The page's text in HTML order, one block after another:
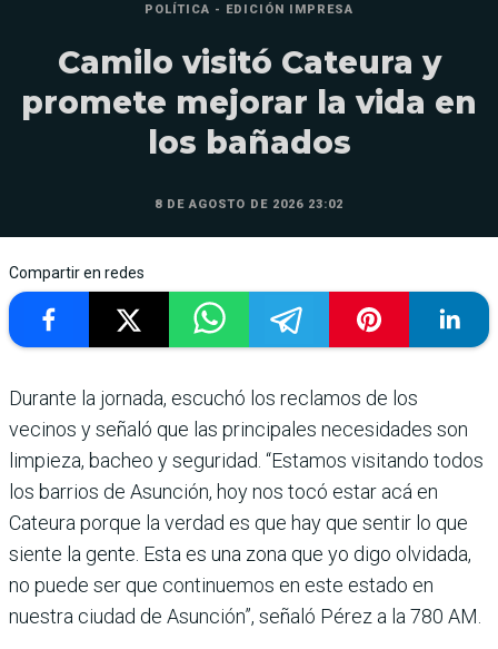
POLÍTICA - EDICIÓN IMPRESA
Camilo visitó Cateura y
promete mejorar la vida en
los bañados
8 DE AGOSTO DE 2026 23:02
Compartir en redes
Durante la jornada, escuchó los reclamos de los
vecinos y señaló que las principales necesidades son
limpieza, bacheo y seguridad. “Estamos visitando todos
los barrios de Asunción, hoy nos tocó estar acá en
Cateura porque la verdad es que hay que sentir lo que
siente la gente. Esta es una zona que yo digo olvidada,
no puede ser que continuemos en este estado en
nuestra ciudad de Asunción”, señaló Pérez a la 780 AM.